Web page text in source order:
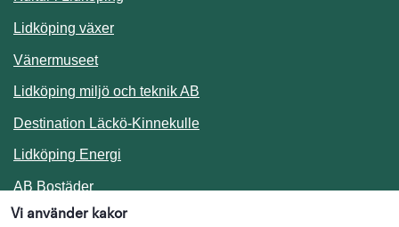
Vi använder kakor
Lidköping växer
Vänermuseet
Lidköping miljö och teknik AB
Destination Läckö-KinnekulleLänk till annan webbplats.
Lidköping Energi
AB BostäderLänk till annan webbplats.